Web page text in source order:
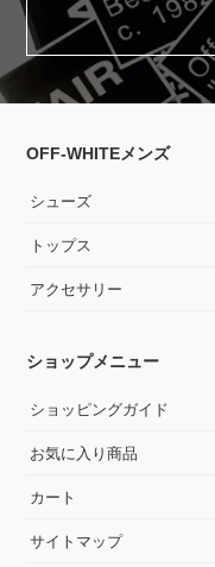
OFF-WHITEメンズ
シューズ
トップス
アクセサリー
ショップメニュー
ショッピングガイド
お気に入り商品
カート
サイトマップ